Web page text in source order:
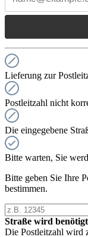
Lieferung zur
Postleitzahl nicht
Die eingegebene
Bitte warten, Sie
Bitte geben Sie Ihre
bestimmen.
Straße wird benötigt
Die Postleitzahl wird